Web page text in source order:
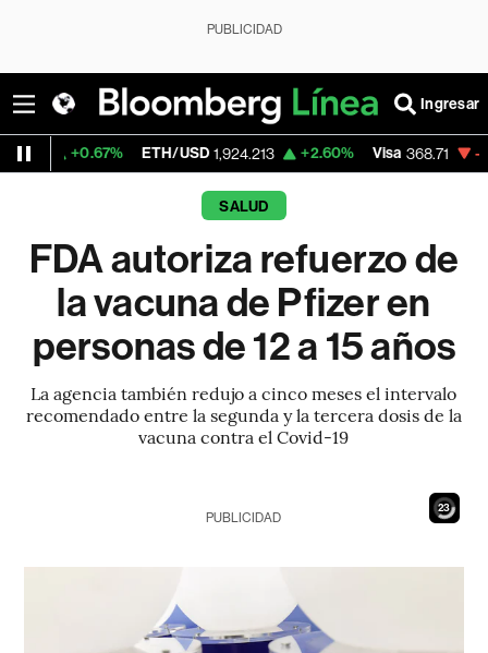
PUBLICIDAD
Ingresar
ETH/USD 1,924.213 +2.60% Visa 368.71 -0.24%
SALUD
FDA autoriza refuerzo de
la vacuna de Pfizer en
personas de 12 a 15 años
La agencia también redujo a cinco meses el intervalo
recomendado entre la segunda y la tercera dosis de la
vacuna contra el Covid-19
21
PUBLICIDAD